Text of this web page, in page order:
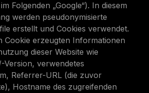
Folgenden „Google“). In diesem
werden pseudonymisierte
erstellt und Cookies verwendet.
Cookie erzeugten Informationen
dieser Website wie
Version, verwendetes
Referrer-URL (die zuvor
Hostname des zugreifenden